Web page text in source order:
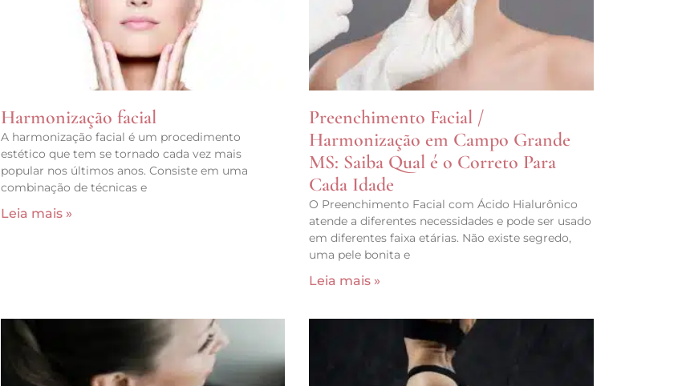
Harmonização facial
A harmonização facial é um procedimento
estético que tem se tornado cada vez mais
popular nos últimos anos. Consiste em uma
combinação de técnicas e
Leia mais »
Preenchimento Facial /
Harmonização em Campo Grande
MS: Saiba Qual é o Correto Para
Cada Idade
O Preenchimento Facial com Ácido Hialurônico
atende a diferentes necessidades e pode ser usado
em diferentes faixa etárias. Não existe segredo,
uma pele bonita e
Leia mais »